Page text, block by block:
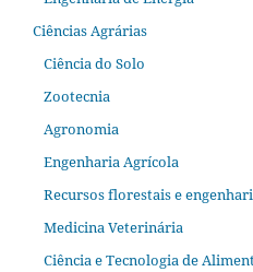
Ciências Agrárias
Ciência do Solo
Zootecnia
Agronomia
Engenharia Agrícola
Recursos florestais e
Medicina Veterinária
Ciência e Tecnologia de